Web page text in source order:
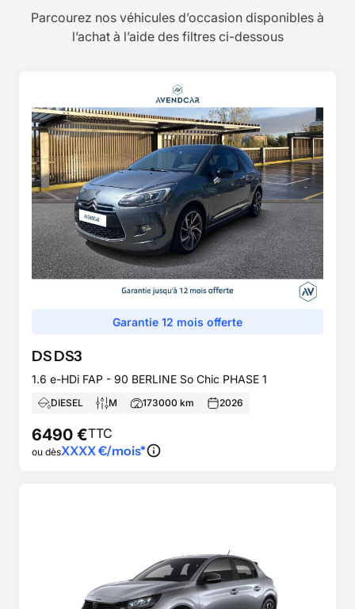
Parcourez nos véhicules d’occasion disponibles à
l’achat à l’aide des filtres ci-dessous
Garantie 12 mois offerte
DSDS3
1.6 e-HDi FAP - 90 BERLINE So Chic PHASE 1
DIESEL M 173000 km 2026
6490 €TTC
ou dèsXXXX€/mois*